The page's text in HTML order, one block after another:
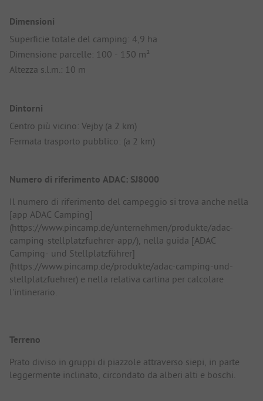
Dimensioni
Superficie totale del camping: 4,9 ha
Dimensione parcelle: 100 - 150 m²
Altezza s.l.m.: 10 m
Dintorni
Centro più vicino: Vejby (a 2 km)
Fermata trasporto pubblico: (a 2 km)
Numero di riferimento ADAC: SJ8000
Il numero di riferimento del campeggio si trova anche nella
[app ADAC Camping]
(https://www.pincamp.de/unternehmen/produkte/adac-
camping-stellplatzfuehrer-app/), nella guida [ADAC
Camping- und Stellplatzführer]
(https://www.pincamp.de/produkte/adac-camping-und-
stellplatzfuehrer) e nella relativa cartina per calcolare
l'intinerario.
Terreno
Prato diviso in gruppi di piazzole attraverso siepi, in parte
leggermente inclinato, circondato da alberi alti e boschi.